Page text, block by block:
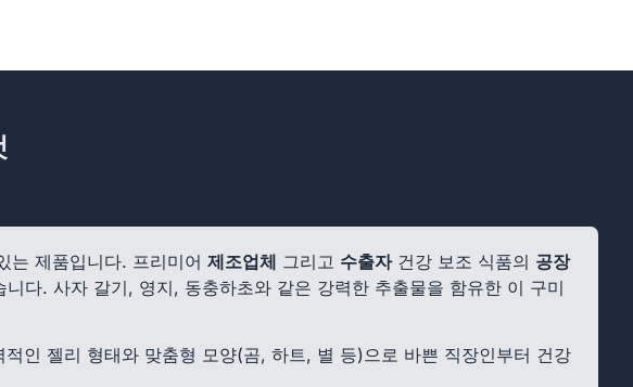
는 제품입니다. 프리미어 제조업체 그리고 수출자건강 보조 식품의 공장
다. 사자 갈기, 영지, 동충하초와 같은 강력한 추출물을 함유한 이 구미
인 젤리 형태와 맞춤형 모양(곰, 하트, 별 등)으로 바쁜 직장인부터 건강